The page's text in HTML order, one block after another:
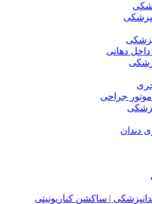
داخل دهانی
موتور جراحی
دندان
| ساکشن کناریونیتی